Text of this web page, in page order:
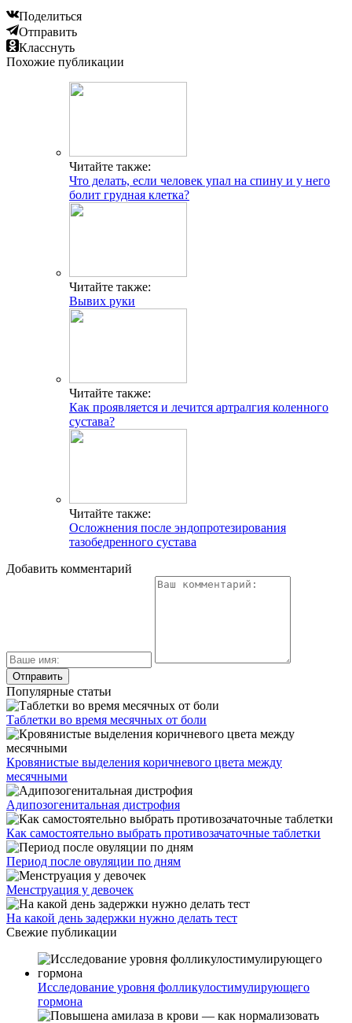
Поделиться
Отправить
Класснуть
Похожие публикации
Читайте также:
Что делать, если человек упал на спину и у него
болит грудная клетка?
Читайте также:
Вывих руки
Читайте также:
Как проявляется и лечится артралгия коленного
сустава?
Читайте также:
Осложнения после эндопротезирования
тазобедренного сустава
Добавить комментарий
Популярные статьи
Таблетки во время месячных от боли
Кровянистые выделения коричневого цвета между
месячными
Адипозогенитальная дистрофия
Как самостоятельно выбрать противозачаточные таблетки
Период после овуляции по дням
Менструация у девочек
На какой день задержки нужно делать тест
Свежие публикации
Исследование уровня фолликулостимулирующего
гормона